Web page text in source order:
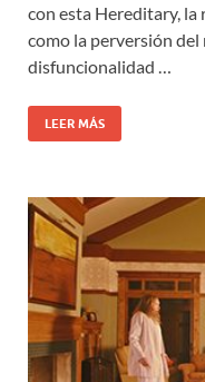
con esta Hereditary, la
como la perversión
disfuncionalidad …
LEER MÁS